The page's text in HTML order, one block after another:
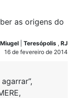
as origens do
Miugel Teresópolis , RJ
16 de fevereiro de 2014